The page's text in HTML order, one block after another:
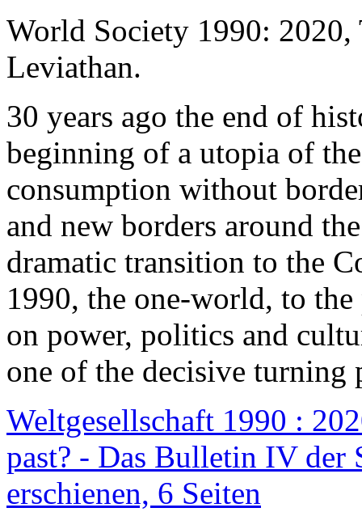
World Society 1990: 2020,
Leviathan.
30 years ago the end of
beginning of a utopia of
consumption without
and new borders around
dramatic transition to the
1990, the one-world, to the
on power, politics and
one of the decisive turning
Weltgesellschaft 1990 :
past? - Das Bulletin IV der
erschienen, 6 Seiten